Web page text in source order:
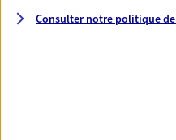
N° Orias * (orias.fr) : 26006084
Consulter notre politique de